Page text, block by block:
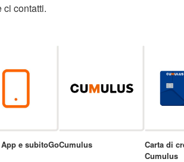
ci contatti.
e subitoGoCumulus
Carta di
Cumulus